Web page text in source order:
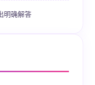
明确解答